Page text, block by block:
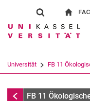
Suchformular
Suchbegriff
Universität FB 11
Personen
FB 11